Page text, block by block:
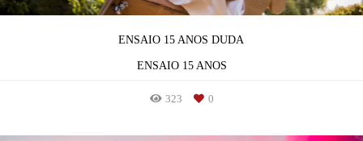
ENSAIO 15 ANOS DUDA
ENSAIO 15 ANOS
323 0